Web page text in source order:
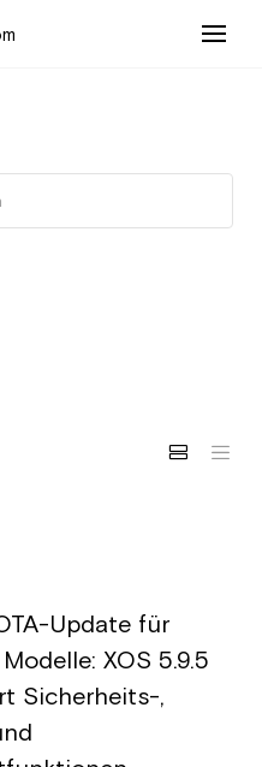
Update für
XOS 5.9.5
Sicherheits-,